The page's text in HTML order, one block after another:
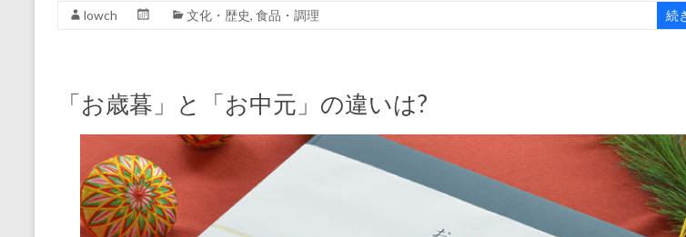
lowch 文化・歴史, 食品・調理 続
「お歳暮」と「お中元」の違いは?